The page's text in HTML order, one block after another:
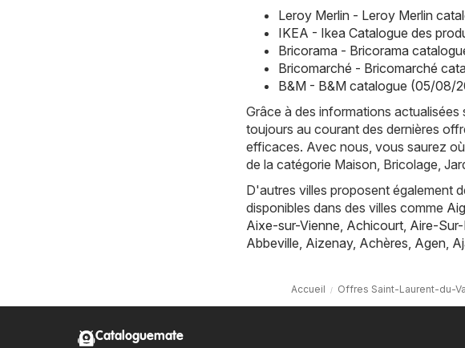
Leroy Merlin - Leroy Merlin
IKEA - Ikea Catalogue des
Bricorama - Bricorama
Bricomarché - Bricomarché
B&M - B&M catalogue (05/08/
Grâce à des informations
toujours au courant des dernières
efficaces. Avec nous, vous saurez
de la catégorie Maison, Bricolage,
D'autres villes proposent également
disponibles dans des villes comme
Aixe-sur-Vienne, Achicourt, Aire-
Abbeville, Aizenay, Achères, Agen,
Accueil Offres Saint-Laurent-du-
Cataloguemate